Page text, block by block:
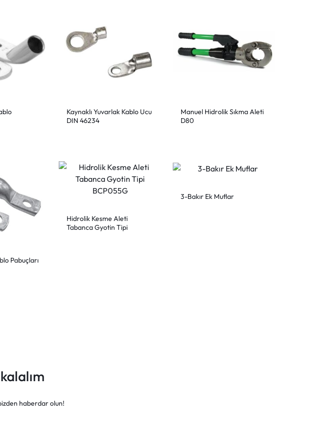
Kaynaklı Yuvarlak Kablo Ucu
DIN 46234
Manuel Hidrolik Sıkma Aleti
D80
Pabuçları
Hidrolik Kesme Aleti
Tabanca Gyotin Tipi
3-Bakır Ek Muflar
haberdar olun!